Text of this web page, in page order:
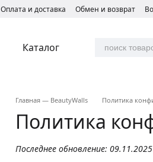
Оплата и доставка Обмен и возврат
Каталог
Главная — BeautyWalls Политика
Политика
Последнее обновление: 09.11.2025